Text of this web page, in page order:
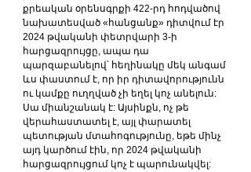
քրեական օրենսգրքի 422-րդ հոդվածով
նախատեսված «հանցանք» դիտվում էր
2024 թվականի փետրվարի 3-ի
հարցազրույցը, ապա դա
պարզաբանելով՝ հեղինակը մեկ անգամ
ևս փաստում է, որ իր դիտավորությունն
ու կամքը ուղղված չի եղել կոչ անելուն:
Սա միանշանակ է: Այսինքն, ոչ թե
վերահաստատել է, այլ փարատել
պետության մտահոգությունը, եթե մինչ
այդ կարծում էին, որ 2024 թվականի
հարցազրույցում կոչ է պարունակվել: